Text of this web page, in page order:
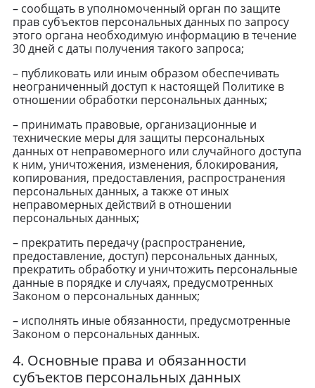
– сообщать в уполномоченный орган по защите
прав субъектов персональных данных по запросу
этого органа необходимую информацию в течение
30 дней с даты получения такого запроса;
– публиковать или иным образом обеспечивать
неограниченный доступ к настоящей Политике в
отношении обработки персональных данных;
– принимать правовые, организационные и
технические меры для защиты персональных
данных от неправомерного или случайного доступа
к ним, уничтожения, изменения, блокирования,
копирования, предоставления, распространения
персональных данных, а также от иных
неправомерных действий в отношении
персональных данных;
– прекратить передачу (распространение,
предоставление, доступ) персональных данных,
прекратить обработку и уничтожить персональные
данные в порядке и случаях, предусмотренных
Законом о персональных данных;
– исполнять иные обязанности, предусмотренные
Законом о персональных данных.
4. Основные права и обязанности
субъектов персональных данных